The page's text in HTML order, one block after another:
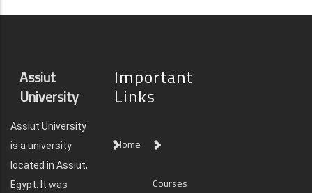
Assiut
University
Assiut University
is a university
located in Assiut,
Egypt. It was
Important
Links
Home
Courses